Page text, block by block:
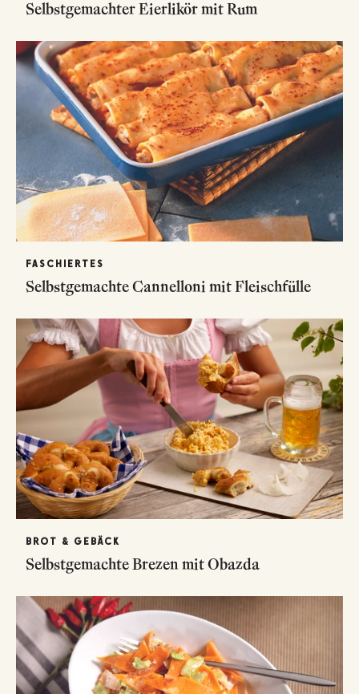
Selbstgemachter Eierlikör mit Rum
FASCHIERTES
Selbstgemachte Cannelloni mit Fleischfülle
BROT & GEBÄCK
Selbstgemachte Brezen mit Obazda